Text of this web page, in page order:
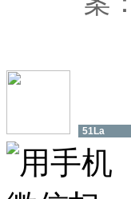
51La